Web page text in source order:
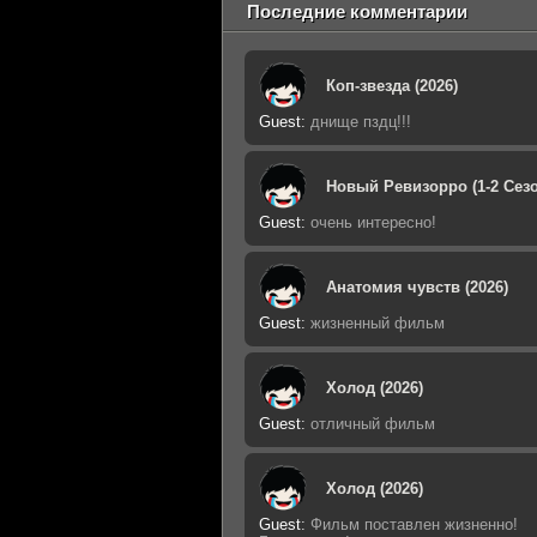
Последние комментарии
Коп-звезда (2026)
Guest: днище пздц!!!
Новый Ревизорро (1-2
Guest: очень интересно!
Анатомия чувств (2026)
Guest: жизненный фильм
Холод (2026)
Guest: отличный фильм
Холод (2026)
Guest: Фильм поставлен жизненно!